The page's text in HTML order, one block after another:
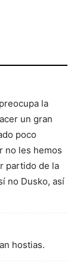
la
un gran
poco
no les hemos
partido de la
no Dusko, así
hostias.